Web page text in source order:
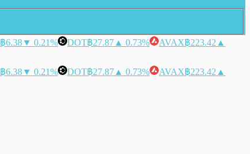
฿6.38▼ 0.21% DOT฿27.87 ▲ 0.73% AVAX฿223.42 ▲
฿6.38▼ 0.21% DOT฿27.87 ▲ 0.73% AVAX฿223.42 ▲